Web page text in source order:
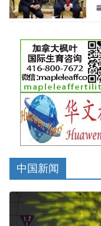
中国新闻